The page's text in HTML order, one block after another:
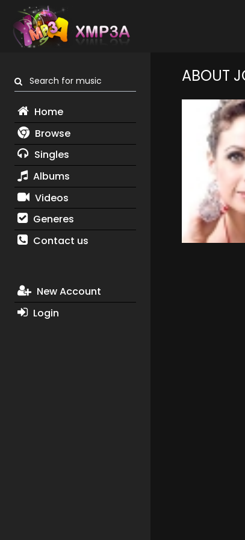
Search for music
Home
Browse
Singles
Albums
Videos
Generes
Contact us
New Account
Login
ABOUT